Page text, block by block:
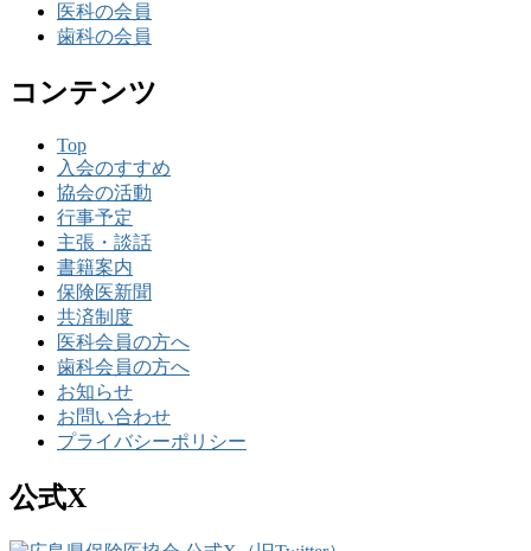
医科の会員
歯科の会員
コンテンツ
Top
入会のすすめ
協会の活動
行事予定
主張・談話
書籍案内
保険医新聞
共済制度
医科会員の方へ
歯科会員の方へ
お知らせ
お問い合わせ
プライバシーポリシー
公式X